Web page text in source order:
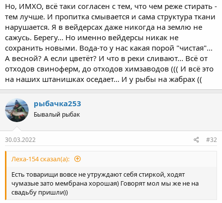
Но, ИМХО, всё таки согласен с тем, что чем реже стирать -
тем лучше. И пропитка смывается и сама структура ткани
нарушается. Я в вейдерсах даже никогда на землю не
сажусь. Берегу... Но именно вейдерсы никак не
сохранить новыми. Вода-то у нас какая порой "чистая"...
А весной? А если цветёт? И что в реки сливают... Всё от
отходов свиноферм, до отходов химзаводов ((( И всё это
на наших штанишках оседает... И у рыбы на жабрах ((
рыбачка253
Бывалый рыбак
30.03.2022 #32
Леха-154 сказал(а):
Есть товарищи вовсе не утруждают себя стиркой, ходят
чумазые зато мембрана хорошая) Говорят мол мы же не на
свадьбу пришли))